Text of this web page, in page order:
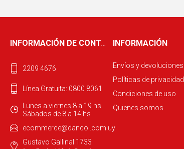
INFORMACIÓN DE CONTACTO
2209 4676
Línea Gratuita: 0800 8061
Lunes a viernes 8 a 19 hs
Sábados de 8 a 14 hs
ecommerce@dancol.com.uy
Gustavo Gallinal 1733
INFORMACIÓN
Envíos y devoluciones
Políticas de privacidad
Condiciones de uso
Quienes somos